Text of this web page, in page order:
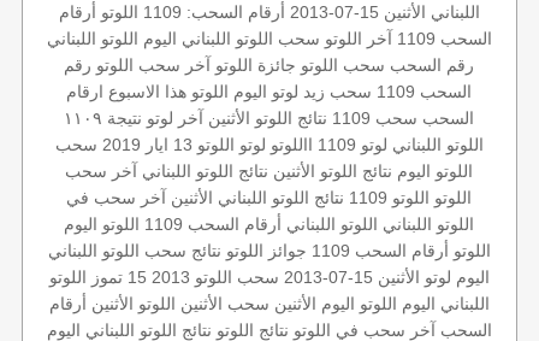
اللبناني الأثنين 15-07-2013
أرقام السحب: 1109
اللوتو أرقام
السحب 1109
آخر اللوتو سحب اللوتو اللبناني اليوم اللوتو اللبناني
رقم السحب سحب اللوتو جائزة اللوتو آخر سحب اللوتو رقم
السحب 1109
سحب زيد لوتو اليوم اللوتو هذا الاسبوع ارقام
السحب سحب 1109 نتائج اللوتو الأثنين آخر لوتو نتيجة ١١٠٩
اللوتو اللبناني لوتو 1109 االلوتو لوتو اللوتو 13 ايار 2019
سحب
اللوتو اليوم نتائج اللوتو الأثنين نتائج اللوتو اللبناني آخر سحب
اللوتو اللوتو 1109 نتائج اللوتو اللبناني الأثنين آخر سحب في
اللوتو اللبناني اللوتو اللبناني أرقام السحب 1109
اللوتو اليوم
اللوتو أرقام السحب 1109
جوائز اللوتو نتائج سحب اللوتو اللبناني
اليوم لوتو الأثنين 15-07-2013 سحب اللوتو 2013 15 تموز
اللوتو
اللبناني اليوم اللوتو اليوم الأثنين سحب الأثنين اللوتو الأثنين أرقام
السحب آخر سحب في اللوتو نتائج اللوتو نتائج اللوتو اللبناني اليوم